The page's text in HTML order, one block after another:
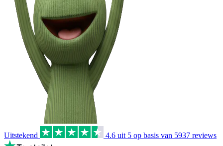
Uitstekend 4.6 uit 5 op basis van 5937 reviews